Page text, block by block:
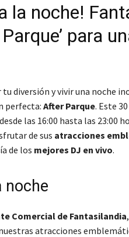
la noche!
para
tu diversión y vivir una noche
perfecta: After Parque. Este
las 16:00 hasta las 23:00
de sus atracciones
de los mejores DJ en vivo.
noche
Comercial de Fantasilandia,
atracciones